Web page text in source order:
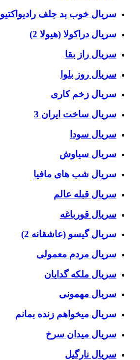
سریال خوب بد جلف رادیواکتیو
سریال دراکولا (هیولا 2)
سریال راز بقا
سریال روز بلوا
سریال زخم کاری
سریال ساخت ایران 3
سریال سودا
سریال سیاوش
سریال شب های مافیا
سریال قبله عالم
سریال قورباغه
سریال گیسو (عاشقانه 2)
سریال مردم معمولی
سریال ملکه گدایان
سریال مهمونی
سریال میخواهم زنده بمانم
سریال میدان سرخ
سریال نارگیل